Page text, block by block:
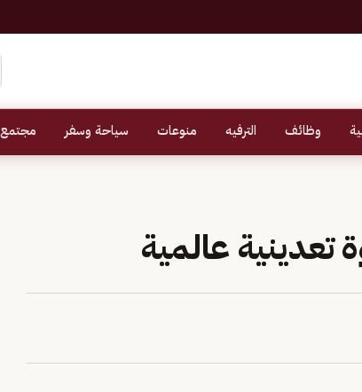
وظائف الترفيه منوعات سياحة وسفر مجتمع
تعدينية عالمية